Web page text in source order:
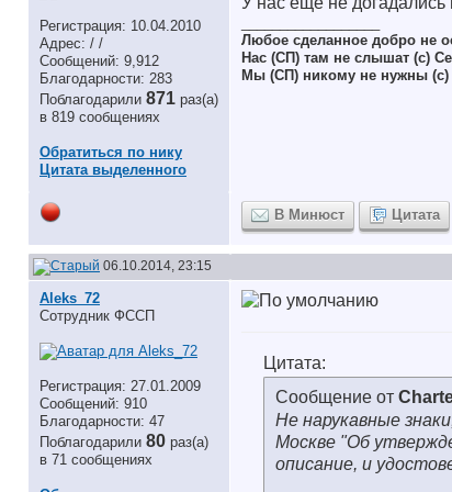
Регистрация: 10.04.2010
Адрес: / /
Сообщений: 9,912
Благодарности: 283
Поблагодарили 871 раз(а)
в 819 сообщениях
Обратиться по нику
Цитата выделенного
Любое сделанное добро не
Нас (СП) там не слышат (с)
Мы (СП) никому не нужны (с)
В Минюст Цитата
06.10.2014, 23:15
Aleks_72
Сотрудник ФССП
Регистрация: 27.01.2009
Сообщений: 910
Благодарности: 47
Поблагодарили 80 раз(а)
в 71 сообщениях
Цитата:
Сообщение от
Не нарукавные
Москве "Об
описание, и